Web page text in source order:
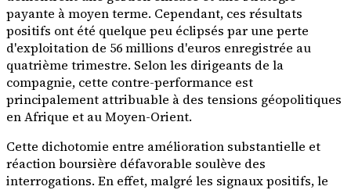
payante à moyen terme. Cependant, ces résultats
positifs ont été quelque peu éclipsés par une perte
d'exploitation de 56 millions d'euros enregistrée au
quatrième trimestre. Selon les dirigeants de la
compagnie, cette contre-performance est
principalement attribuable à des tensions géopolitiques
en Afrique et au Moyen-Orient.
Cette dichotomie entre amélioration substantielle et
réaction boursière défavorable soulève des
interrogations. En effet, malgré les signaux positifs, le